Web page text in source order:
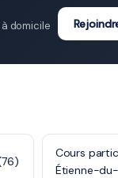
domicile
Cours
Étienne-